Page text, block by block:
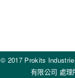
© 2017 Prokits
有限公司 處理